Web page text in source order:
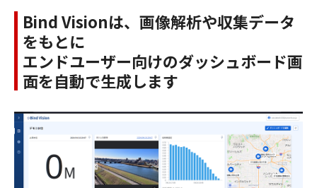
Bind Visionは、画像解析や収集データ
をもとに
​エンドユーザー向けのダッシュボード画
面を自動で生成します